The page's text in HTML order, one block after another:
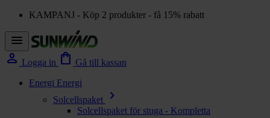
KAMPANJ - Köp 2 produkter - få 15% rabatt
menu
person Logga in shopping_bag Gå till kassan
Energi Energi
Solcellspaket
chevron_right
Solcellspaket för stuga - Kompletta